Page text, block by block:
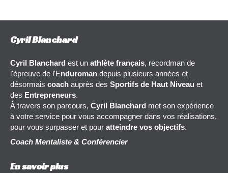
Cyril Blanchard
Cyril Blanchard est un athlète français, recordman de
l'épreuve de l'Enduroman depuis plusieurs années et
désormais coach auprès des Sportifs de Haut Niveau et
des Entrepreneurs.
À travers son parcours, Cyril Blanchard met son expérience
à votre service pour vous accompagner dans vos réalisations,
pour vous surpasser et pour atteindre vos objectifs.
Coach Mentaliste & Conférencier
En savoir plus